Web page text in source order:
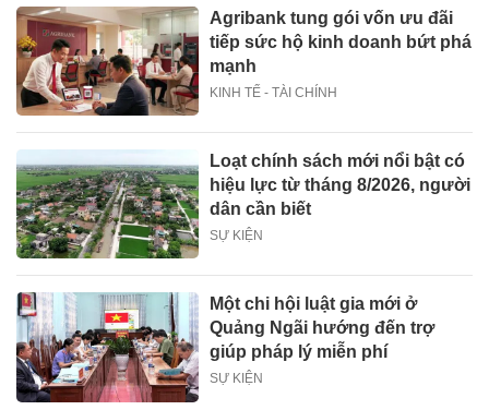
Agribank tung gói vốn ưu đãi
tiếp sức hộ kinh doanh bứt phá
mạnh
KINH TẾ - TÀI CHÍNH
Loạt chính sách mới nổi bật có
hiệu lực từ tháng 8/2026, người
dân cần biết
SỰ KIỆN
Một chi hội luật gia mới ở
Quảng Ngãi hướng đến trợ
giúp pháp lý miễn phí
SỰ KIỆN